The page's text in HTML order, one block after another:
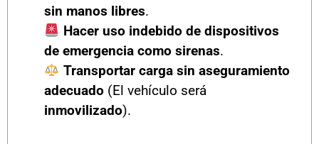
sin manos libres.
Hacer uso indebido de dispositivos
de emergencia como sirenas.
Transportar carga sin aseguramiento
adecuado (El vehículo será
inmovilizado).